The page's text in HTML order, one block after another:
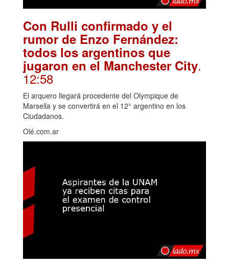
Con Rulli confirmado y el
rumor de Enzo Fernández:
todos los argentinos que
jugaron en el Manchester City.
12:58
El arquero llegará procedente del Olympique de
Marsella y se convertirá en el 12° argentino en los
Ciudadanos.
Olé.com.ar